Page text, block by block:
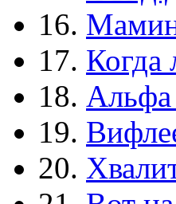
16.
17. Когда
18.
19.
20.